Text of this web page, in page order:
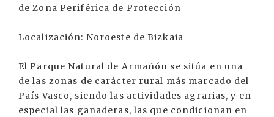
de Zona Periférica de Protección
Localización: Noroeste de Bizkaia
El Parque Natural de Armañón se sitúa en una
de las zonas de carácter rural más marcado del
País Vasco, siendo las actividades agrarias, y en
especial las ganaderas, las que condicionan en